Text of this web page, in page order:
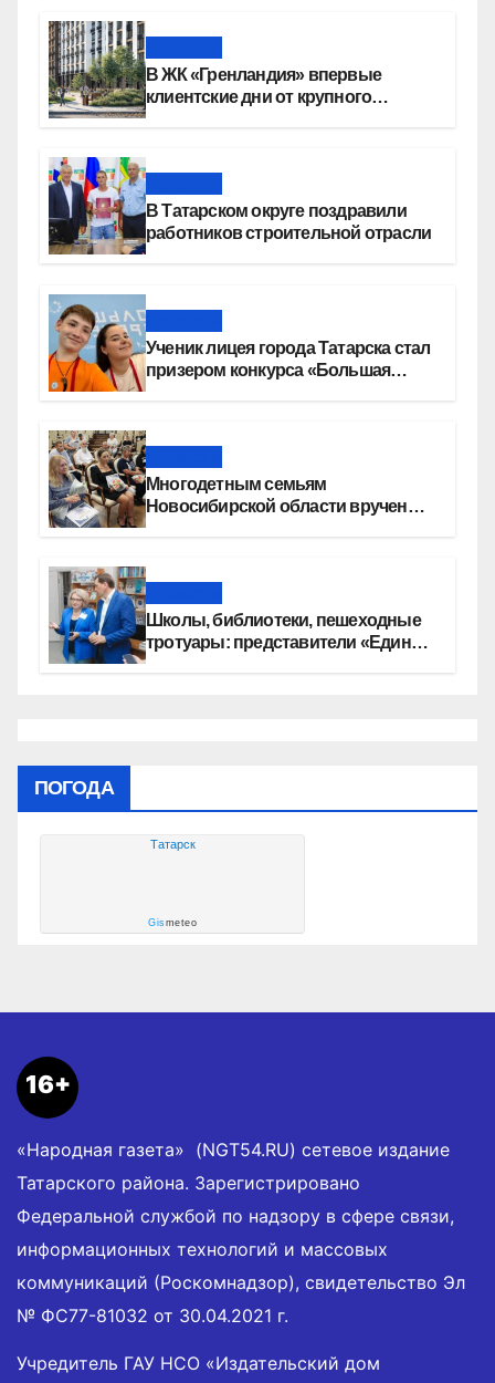
В ЖК «Гренландия» впервые
клиентские дни от крупного
В Татарском округе поздравили
работников строительной отрасли
Ученик лицея города Татарска стал
призером конкурса «Большая
Многодетным семьям
Новосибирской области вручены
Школы, библиотеки, пешеходные
тротуары: представители «Единой
ПОГОДА
Татарск
Gismeteo
16+
«Народная газета» (NGT54.RU) сетевое издание
Татарского района. Зарегистрировано
Федеральной службой по надзору в сфере связи,
информационных технологий и массовых
коммуникаций (Роскомнадзор), свидетельство Эл
№ ФС77-81032 от 30.04.2021 г.
Учредитель ГАУ НСО «Издательский дом